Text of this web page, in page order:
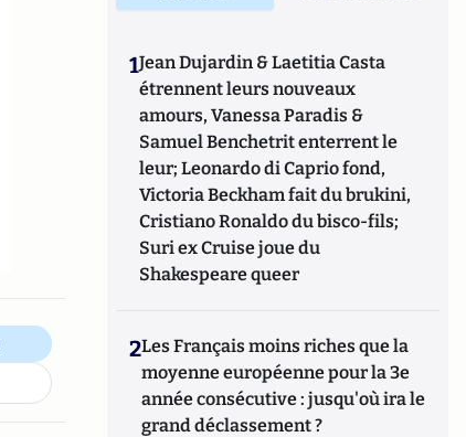
1Jean Dujardin & Laetitia Casta
étrennent leurs nouveaux
amours, Vanessa Paradis &
Samuel Benchetrit enterrent le
leur; Leonardo di Caprio fond,
Victoria Beckham fait du brukini,
Cristiano Ronaldo du bisco-fils;
Suri ex Cruise joue du
Shakespeare queer
2Les Français moins riches que la
moyenne européenne pour la 3e
année consécutive : jusqu'où ira le
grand déclassement ?